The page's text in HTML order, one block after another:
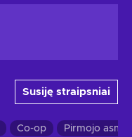
Susiję straipsniai
Co-op Pirmojo